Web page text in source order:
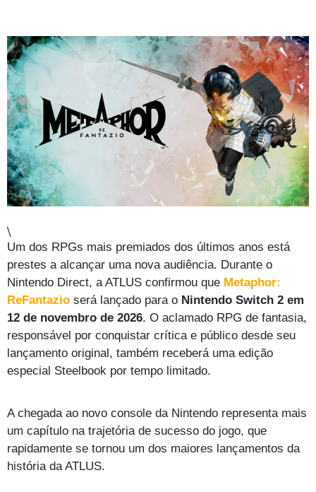
\
Um dos RPGs mais premiados dos últimos anos está
prestes a alcançar uma nova audiência. Durante o
Nintendo Direct, a ATLUS confirmou que Metaphor:
ReFantazio será lançado para o Nintendo Switch 2 em
12 de novembro de 2026. O aclamado RPG de fantasia,
responsável por conquistar crítica e público desde seu
lançamento original, também receberá uma edição
especial Steelbook por tempo limitado.
A chegada ao novo console da Nintendo representa mais
um capítulo na trajetória de sucesso do jogo, que
rapidamente se tornou um dos maiores lançamentos da
história da ATLUS.